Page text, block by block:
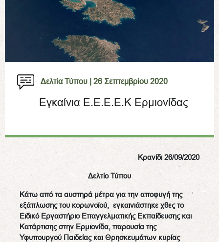
Δελτία Τύπου | 26 Σεπτεμβρίου 2020
Εγκαίνια Ε.Ε.Ε.Ε.Κ Ερμιονίδας
Κρανίδι 26/09/2020
Δελτίο Τύπου
Κάτω από τα αυστηρά μέτρα για την αποφυγή της
εξάπλωσης του κορωνοϊού, εγκαινιάστηκε χθες το
Ειδικό Εργαστήριο Επαγγελματικής Εκπαίδευσης και
Κατάρτισης στην Ερμιονίδα, παρουσία της
Υφυπουργού Παιδείας και Θρησκευμάτων κυρίας